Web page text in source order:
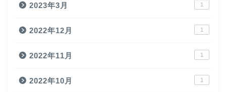
2023年3月 1
2022年12月 1
2022年11月 1
2022年10月 1